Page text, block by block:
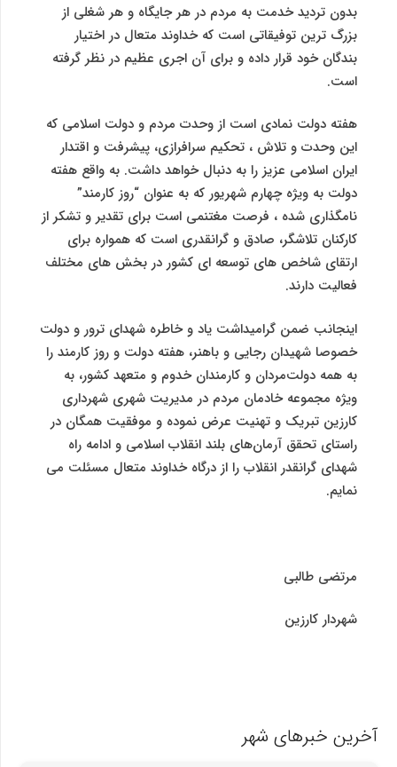
بدون تردید خدمت به مردم در هر جایگاه و هر شغلی از
بزرگ ترین توفیقاتی است که خداوند متعال در اختیار
بندگان خود قرار داده و برای آن اجری عظیم در نظر گرفته
است.
هفته دولت نمادی است از وحدت مردم و دولت اسلامی که
این وحدت و تلاش ، تحکیم سرافرازی، پیشرفت و اقتدار
ایران اسلامی عزیز را به دنبال خواهد داشت. به واقع هفته
دولت به ویژه چهارم شهریور که به عنوان “روز کارمند”
نامگذاری شده ، فرصت مغتنمی است برای تقدیر و تشکر از
کارکنان تلاشگر، صادق و گرانقدری است که همواره برای
ارتقای شاخص های توسعه ای کشور در بخش های مختلف
فعالیت دارند.
اینجانب ضمن گرامیداشت یاد و خاطره شهدای ترور و دولت
خصوصا شهیدان رجایی و باهنر، هفته دولت و روز کارمند را
به همه دولت‌مردان و کارمندان خدوم و متعهد کشور، به
ویژه مجموعه خادمان مردم در مدیریت شهری شهرداری
کارزین تبریک و تهنیت عرض نموده و موفقیت همگان در
راستای تحقق آرمان‌های بلند انقلاب اسلامی و ادامه راه
شهدای گرانقدر انقلاب را از درگاه خداوند متعال مسئلت می
نمایم.
مرتضی طالبی
شهردار کارزین
آخرین خبرهای شهر